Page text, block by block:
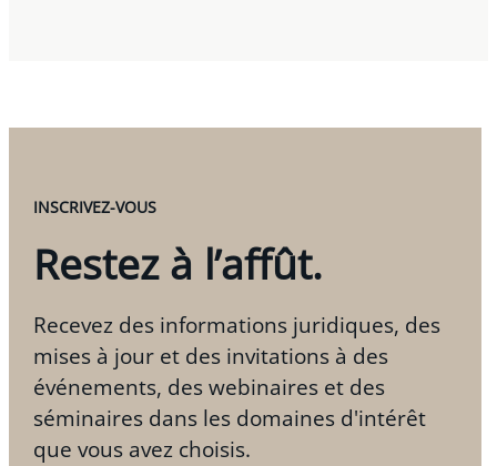
INSCRIVEZ-VOUS
Restez à l’affût.
Recevez des informations juridiques, des
mises à jour et des invitations à des
événements, des webinaires et des
séminaires dans les domaines d'intérêt
que vous avez choisis.